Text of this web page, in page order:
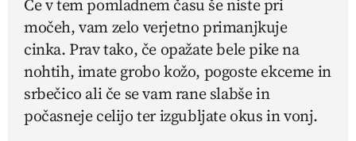
Če v tem pomladnem času še niste pri
močeh, vam zelo verjetno primanjkuje
cinka. Prav tako, če opažate bele pike na
nohtih, imate grobo kožo, pogoste ekceme in
srbečico ali če se vam rane slabše in
počasneje celijo ter izgubljate okus in vonj.